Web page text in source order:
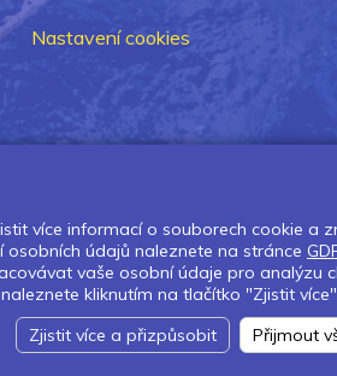
Nastavení cookies
více informací o souborech cookie a
údajů naleznete na stránce
vaše osobní údaje pro analýzu
kliknutím na tlačítko "Zjistit
Zjistit více a přizpůsobit
Přijmout